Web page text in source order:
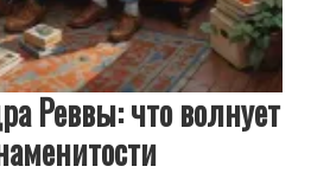
Реввы: что волнует